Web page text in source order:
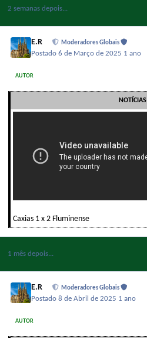
2 semanas depois...
E.R Moderadores Globais
Postado6 de Março de 2025 1 ano
AUTOR
NOTÍCIAS
Caxias 1 x 2 Fluminense
1 mês depois...
E.R Moderadores Globais
Postado8 de Abril de 2025 1 ano
AUTOR